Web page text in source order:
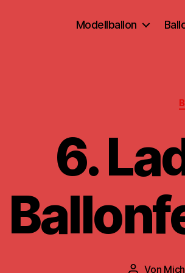
Modellballon
6.
Von